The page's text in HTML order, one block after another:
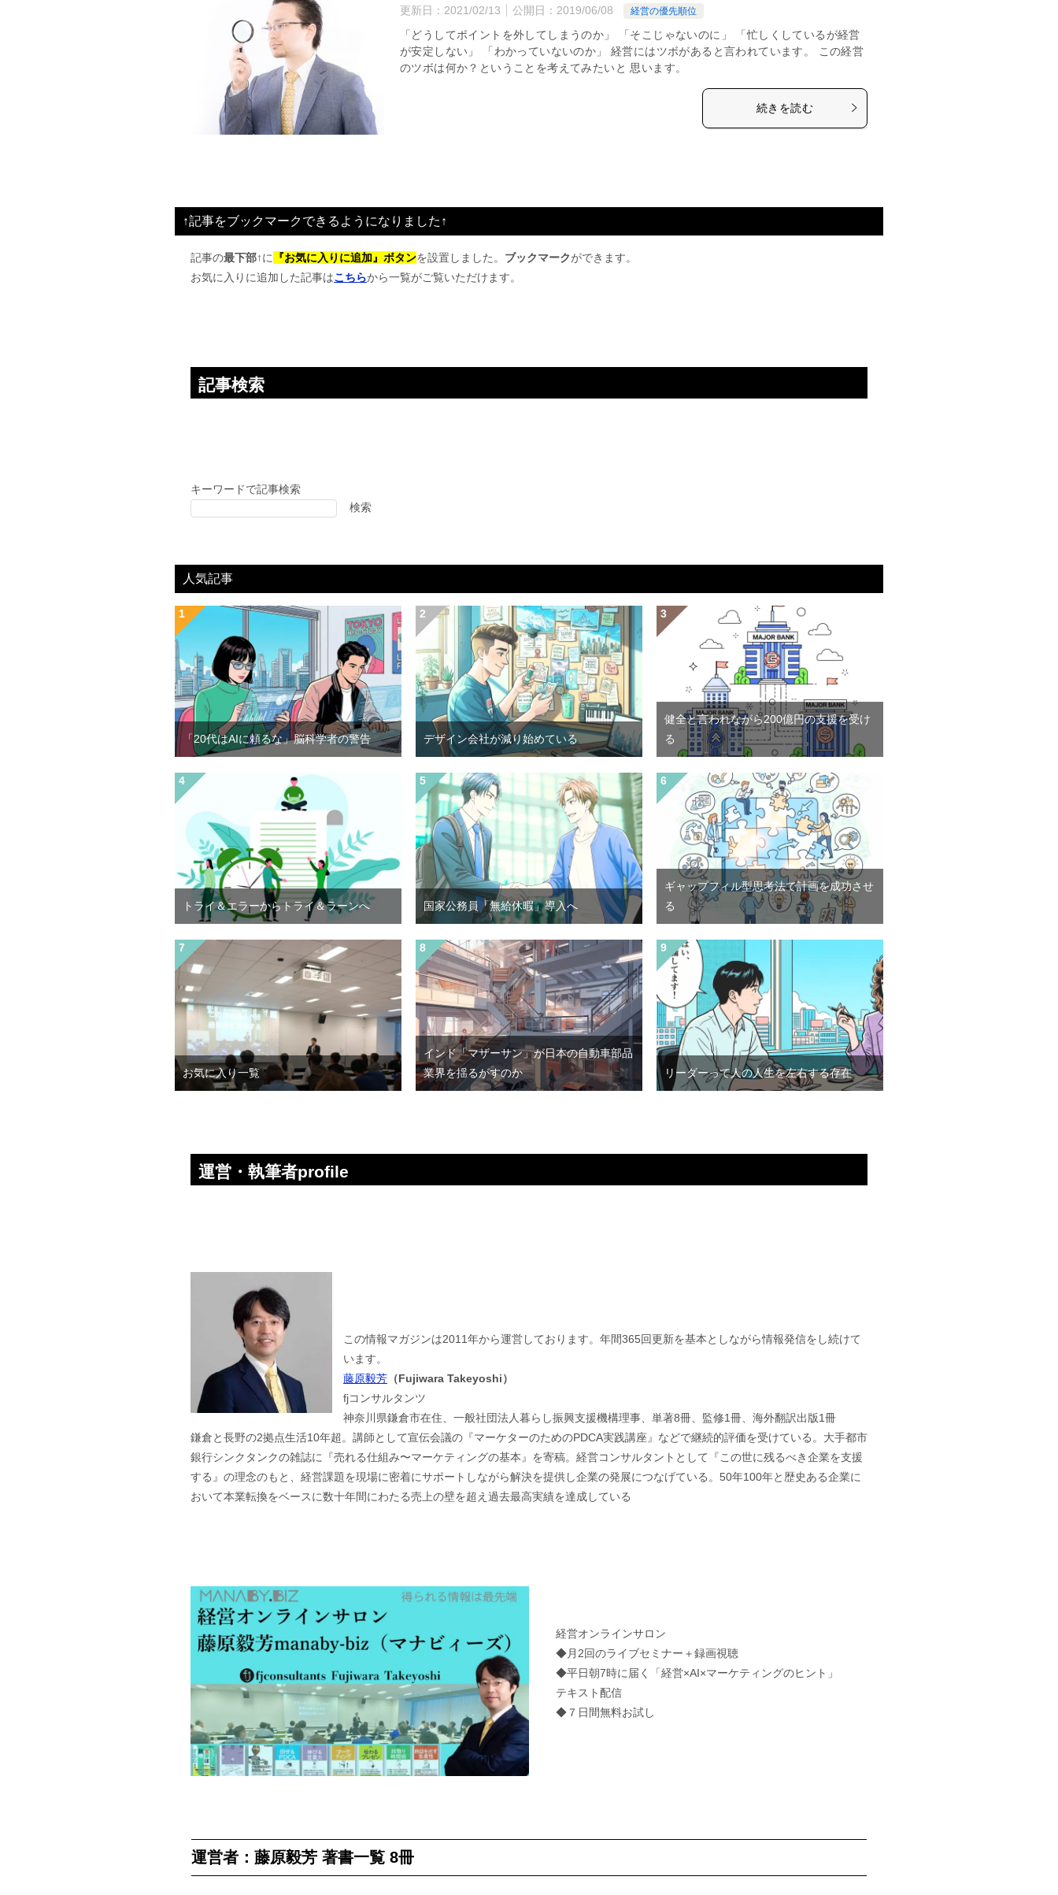
更新日： 2021/02/13 公開日： 2019/06/08 経営の優先順位
「どうしてポイントを外してしまうのか」 「そこじゃないのに」 「忙しくしているが経営
が安定しない」 「わかっていないのか」 経営にはツボがあると言われています。 この経営
のツボは何か？ということを考えてみたいと 思います。
続きを読む
↑記事をブックマークできるようになりました↑
記事の最下部↑に 『お気に入りに追加』ボタンを設置しました。 ブックマークができます。
お気に入りに追加した記事はこちらから一覧がご覧いただけます。
記事検索
キーワードで記事検索
検索
人気記事
「20代はAIに頼るな」脳科学者の警告 デザイン会社が減り始めている
健全と言われながら200億円の支援を受け
る
トライ＆エラーからトライ＆ラーンへ 国家公務員「無給休暇」導入へ
ギャップフィル型思考法で計画を成功させ
る
お気に入り一覧
インド「マザーサン」が日本の自動車部品
業界を揺るがすのか
リーダーって人の人生を左右する存在
運営・執筆者profile
この情報マガジンは2011年から運営しております。年間365回更新を基本としながら情報発信をし続けて
います。
藤原毅芳 （Fujiwara Takeyoshi）
fjコンサルタンツ
神奈川県鎌倉市在住、一般社団法人暮らし振興支援機構理事、単著8冊、監修1冊、海外翻訳出版1冊
鎌倉と長野の2拠点生活10年超。講師として宣伝会議の『マーケターのためのPDCA実践講座』などで継続的評価を受けている。大手都市
銀行シンクタンクの雑誌に『売れる仕組み〜マーケティングの基本』を寄稿。経営コンサルタントとして『この世に残るべき企業を支援
する』の理念のもと、経営課題を現場に密着にサポートしながら解決を提供し企業の発展につなげている。50年100年と歴史ある企業に
おいて本業転換をベースに数十年間にわたる売上の壁を超え過去最高実績を達成している
経営オンラインサロン
◆月2回のライブセミナー＋録画視聴
◆平日朝7時に届く「経営×AI×マーケティングのヒント」
テキスト配信
◆７日間無料お試し
運営者：藤原毅芳 著書一覧 8冊